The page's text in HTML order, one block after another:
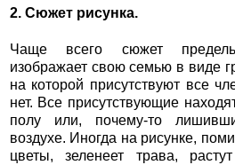
2. Сюжет рисунка.
Чаще всего сюжет
изображает свою семью в виде
на которой присутствуют все
нет. Все присутствующие
полу или, почему-то
воздухе. Иногда на рисунке,
цветы, зеленеет трава,